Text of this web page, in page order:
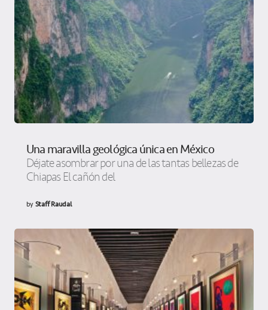
Una maravilla geológica única en México
Déjate asombrar por una de las tantas bellezas de
Chiapas El cañón del
byStaff Raudal